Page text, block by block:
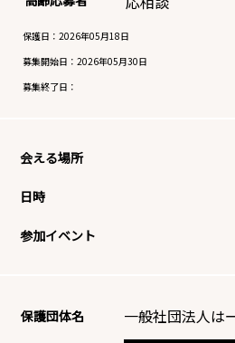
保護日：2026年05月18日
募集開始日： 2026年05月30日
募集終了日：
会える場所
日時
参加イベント
保護団体名 一般社団法人は